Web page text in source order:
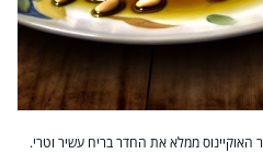
האוקיינוס ממלא את החדר בריח עשיר וטרי.